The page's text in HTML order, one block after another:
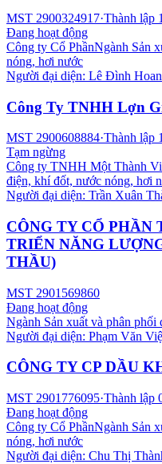
MST 2900324917·Thành lập
Đang hoạt động
Công ty Cổ PhầnNgành Sản
nóng, hơi nước
Người đại diện: Lê Đình Hoan
Công Ty TNHH Lợn
MST 2900608884·Thành lập
Tạm ngừng
Công ty TNHH Một Thành
điện, khí đốt, nước nóng, hơi
Người đại diện: Trần Xuân
CÔNG TY CỔ PHẦN
TRIỂN NĂNG
THẦU)
MST 2901569860
Đang hoạt động
Ngành Sản xuất và phân
Người đại diện: Phạm Văn
CÔNG TY CP DẦU
MST 2901776095·Thành lập
Đang hoạt động
Công ty Cổ PhầnNgành Sản
nóng, hơi nước
Người đại diện: Chu Thị